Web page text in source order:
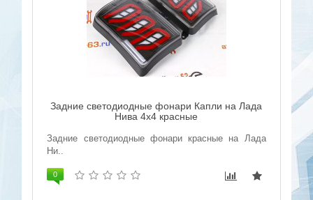
Задние светодиодные фонари Капли на Лада
Нива 4х4 красные
Задние светодиодные фонари красные на Лада
Ни..
0